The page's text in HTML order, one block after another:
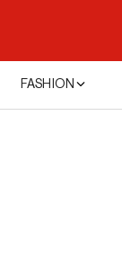
FASHION